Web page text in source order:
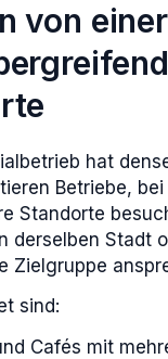
von einer
hat
Betriebe, bei
Standorte
derselben Stadt
Zielgruppe
sind:
Cafés mit